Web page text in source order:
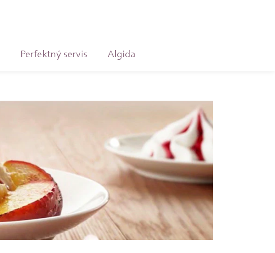
Perfektný servis Algida